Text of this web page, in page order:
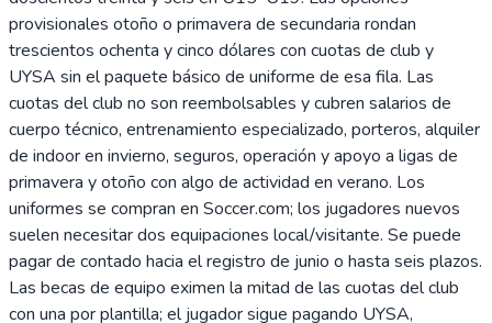
provisionales otoño o primavera de secundaria rondan
trescientos ochenta y cinco dólares con cuotas de club y
UYSA sin el paquete básico de uniforme de esa fila. Las
cuotas del club no son reembolsables y cubren salarios de
cuerpo técnico, entrenamiento especializado, porteros, alquiler
de indoor en invierno, seguros, operación y apoyo a ligas de
primavera y otoño con algo de actividad en verano. Los
uniformes se compran en Soccer.com; los jugadores nuevos
suelen necesitar dos equipaciones local/visitante. Se puede
pagar de contado hacia el registro de junio o hasta seis plazos.
Las becas de equipo eximen la mitad de las cuotas del club
con una por plantilla; el jugador sigue pagando UYSA,